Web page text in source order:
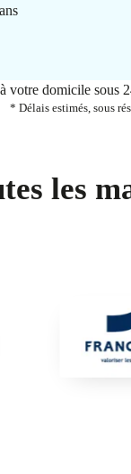
votre domicile sous
* Délais estimés, sous
les